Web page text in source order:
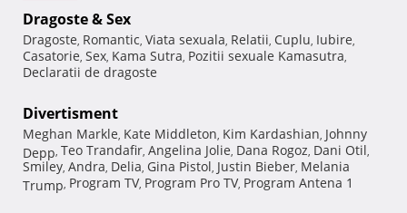
Dragoste & Sex
Dragoste, Romantic, Viata sexuala, Relatii, Cuplu, Iubire,
Casatorie, Sex, Kama Sutra, Pozitii sexuale Kamasutra,
Declaratii de dragoste
Divertisment
Meghan Markle, Kate Middleton, Kim Kardashian, Johnny
Depp, Teo Trandafir, Angelina Jolie, Dana Rogoz, Dani Otil,
Smiley, Andra, Delia, Gina Pistol, Justin Bieber, Melania
Trump, Program TV, Program Pro TV, Program Antena 1